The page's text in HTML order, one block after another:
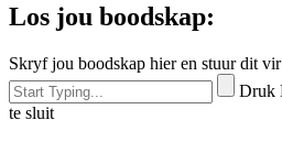
Los jou boodskap:
Skryf jou boodskap hier en stuur dit
Druk
te sluit